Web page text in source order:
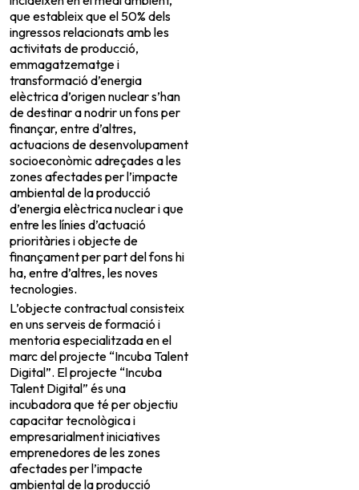
que estableix que el 50% dels
ingressos relacionats amb les
activitats de producció,
emmagatzematge i
transformació d’energia
elèctrica d’origen nuclear s’han
de destinar a nodrir un fons per
finançar, entre d’altres,
actuacions de desenvolupament
socioeconòmic adreçades a les
zones afectades per l’impacte
ambiental de la producció
d’energia elèctrica nuclear i que
entre les línies d’actuació
prioritàries i objecte de
finançament per part del fons hi
ha, entre d’altres, les noves
tecnologies.
L’objecte contractual consisteix
en uns serveis de formació i
mentoria especialitzada en el
marc del projecte “Incuba Talent
Digital”. El projecte “Incuba
Talent Digital” és una
incubadora que té per objectiu
capacitar tecnològica i
empresarialment iniciatives
emprenedores de les zones
afectades per l’impacte
ambiental de la producció